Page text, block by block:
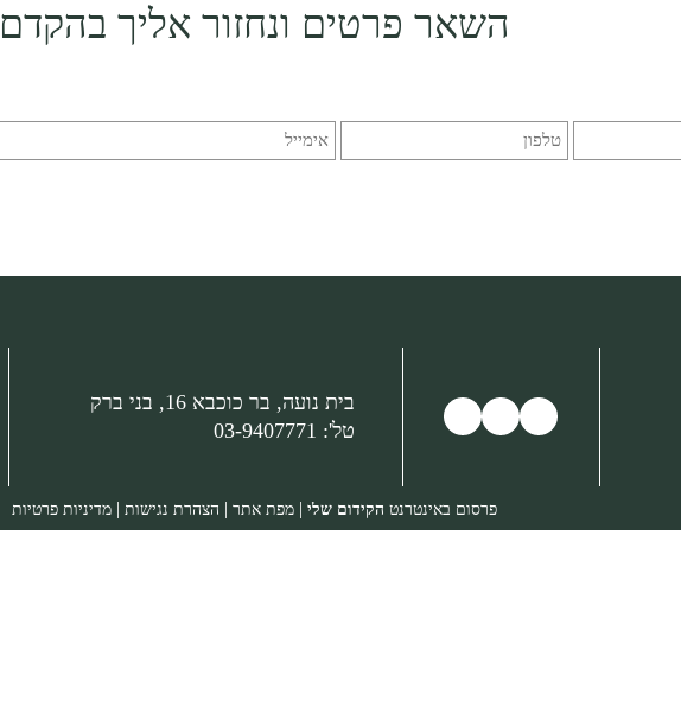
השאר פרטים ונחזור אליך בהקדם
בית נועה, בר כוכבא 16, בני ברק
טל': 03-9407771
פרסום באינטרנט הקידום שלי |מפת אתר | הצהרת נגישות |מדיניות פרטיות